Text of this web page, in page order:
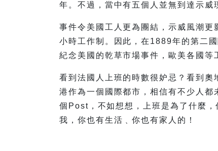
年。不過，當中有五個人並無到達示威
事件令美國工人更為團結，示威風潮
小時工作制。因此，在1889年的第二
紀念美國的乾草市場事件，歐美各國等
看到法國人上班的時數很妒忌？看到
港作為一個國際都市，相信有不少人
個Post，不如想想，上班是為了什麼
我，你也有生活﹑你也有家人的！